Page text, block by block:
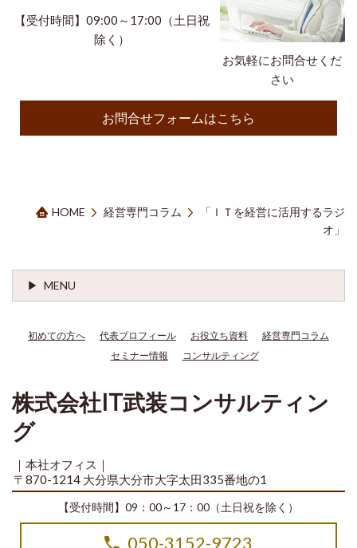
お気軽にお問合せくだ
さい
【受付時間】09:00～17:00（土日祝
除く）
お問合せフォームはこちら
HOME 経営専門コラム
「ＩＴを経営に活用するラジ
オ」
MENU
初めての方へ 代表プロフィール お役立ち資料
経営専門コラム
セミナー情報
コンサルティング
株式会社IT武装コンサルティン
グ
｜本社オフィス｜
〒870-1214 大分県大分市大字太田335番地の1
【受付時間】09：00～17：00（土日祝を除く）
050-3152-9723